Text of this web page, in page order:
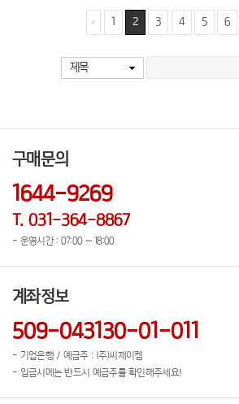
1 2 3 4 5 6
제목
구매문의
1644-9269
T. 031-364-8867
- 운영시간 : 07:00 ~ 18:00
계좌정보
509-043130-01-011
- 기업은행 / 예금주 : (주)씨제이켐
- 입금시에는 반드시 예금주를 확인해주세요!